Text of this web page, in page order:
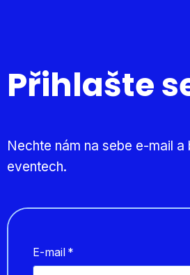
Přihlašte
Nechte nám na sebe e-mail
eventech.
E-mail *